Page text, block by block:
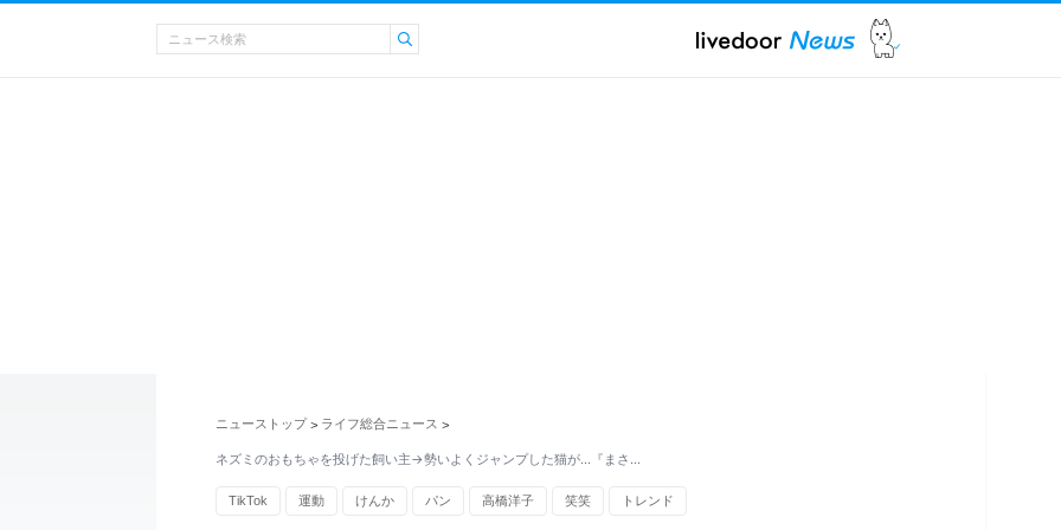
ニューストップ > ライフ総合ニュース >
ネズミのおもちゃを投げた飼い主→勢いよくジャンプした猫が…『まさ…
TikTok 運動 けんか パン 高橋洋子 笑笑 トレンド